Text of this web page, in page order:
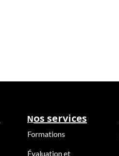
Nos services
Formations
Évaluation et